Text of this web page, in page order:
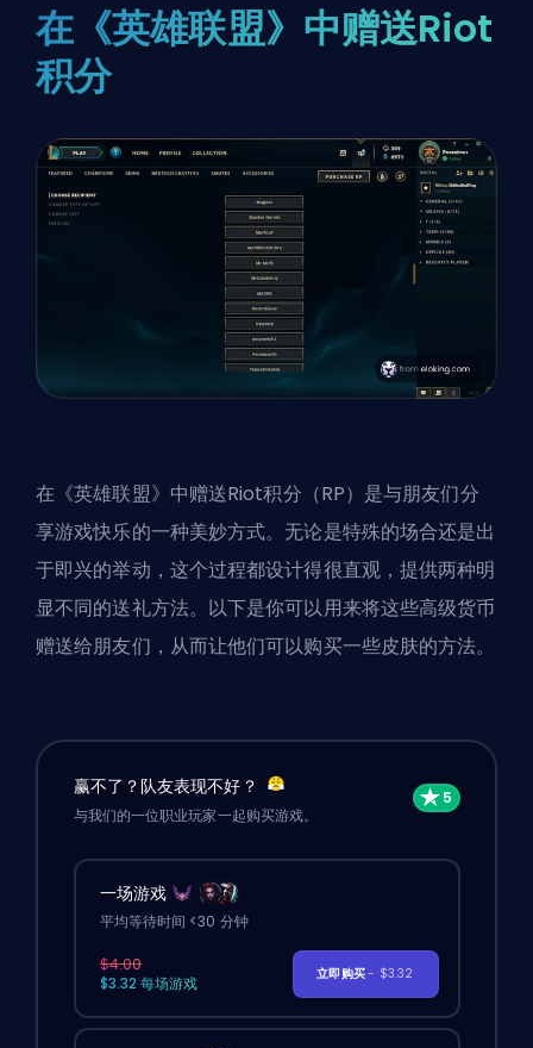
在《英雄联盟》中赠送Riot
积分
在《英雄联盟》中赠送Riot积分（RP）是与朋友们分
享游戏快乐的一种美妙方式。无论是特殊的场合还是出
于即兴的举动，这个过程都设计得很直观，提供两种明
显不同的送礼方法。以下是你可以用来将这些高级货币
赠送给朋友们，从而让他们可以购买一些皮肤的方法。
赢不了？队友表现不好？
与我们的一位职业玩家一起购买游戏。
一场游戏
平均等待时间 <30 分钟
$4.00
$3.32 每场游戏
立即购买- $3.32